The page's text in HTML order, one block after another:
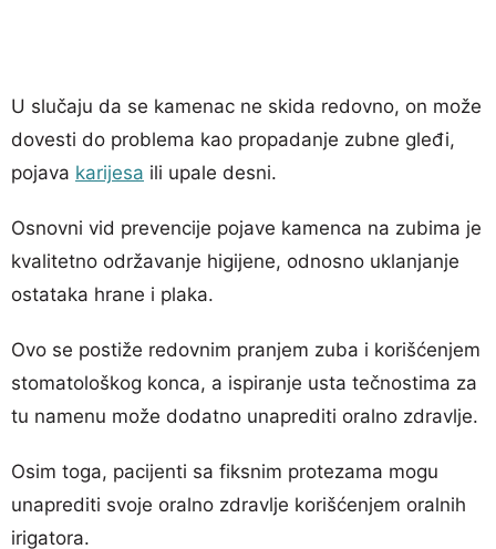
U slučaju da se kamenac ne skida redovno, on može
dovesti do problema kao propadanje zubne gleđi,
pojava karijesa ili upale desni.
Osnovni vid prevencije pojave kamenca na zubima je
kvalitetno održavanje higijene, odnosno uklanjanje
ostataka hrane i plaka.
Ovo se postiže redovnim pranjem zuba i korišćenjem
stomatološkog konca, a ispiranje usta tečnostima za
tu namenu može dodatno unaprediti oralno zdravlje.
Osim toga, pacijenti sa fiksnim protezama mogu
unaprediti svoje oralno zdravlje korišćenjem oralnih
irigatora.